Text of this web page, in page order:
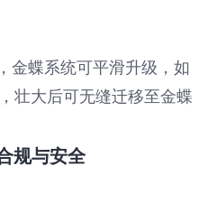
金蝶系统可平滑升级，如
壮大后可无缝迁移至金蝶
规与安全